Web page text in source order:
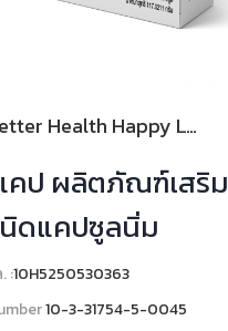
THP Better Health Happy Life
คป ผลิตภัณฑ์เสริม
ดแคปซูลนิ่ม
:10H5250530363
10-3-31754-5-0045